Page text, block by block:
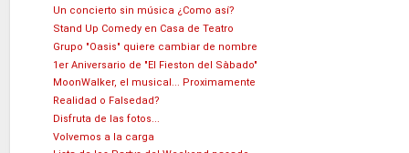
Un concierto sin música ¿Como así?
Stand Up Comedy en Casa de Teatro
Grupo "Oasis" quiere cambiar de nombre
1er Aniversario de "El Fieston del Sàbado"
MoonWalker, el musical... Proximamente
Realidad o Falsedad?
Disfruta de las fotos...
Volvemos a la carga